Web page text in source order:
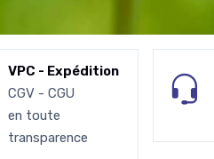
VPC - Expédition
CGV - CGU
en toute
transparence